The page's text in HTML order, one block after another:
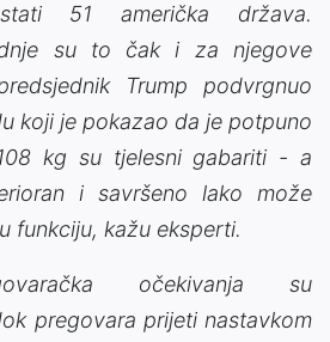
51 američka država.
su to čak i za njegove
Trump podvrgnuo
koji je pokazao da je potpuno
kg su tjelesni gabariti - a
i savršeno lako može
funkciju, kažu eksperti.
očekivanja su
pregovara prijeti nastavkom